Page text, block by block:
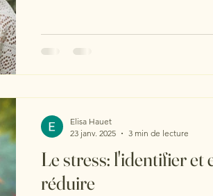
Le stress: l'identifier et
réduire
Elisa Hauet
23 janv. 2025
3 min de lecture